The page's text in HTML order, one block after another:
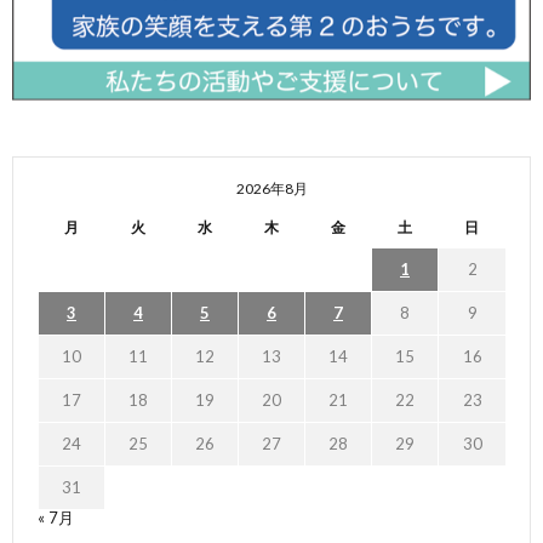
2026年8月
月 火 水 木 金 土 日
1 2
3 4 5 6 7 8 9
10 11 12 13 14 15 16
17 18 19 20 21 22 23
24 25 26 27 28 29 30
31
« 7月